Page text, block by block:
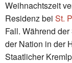
Weihnachtszeit
Residenz bei St.
Fall. Während
der Nation in der
Staatlicher